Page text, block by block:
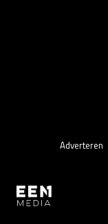
Adverteren